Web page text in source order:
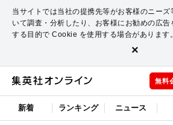
当サイトでは当社の提携先等がお客様のニーズ
いて調査・分析したり、お客様にお勧めの広告
する目的で Cookie を使用する場合があります。
×
無料
新着 ランキング ニュース